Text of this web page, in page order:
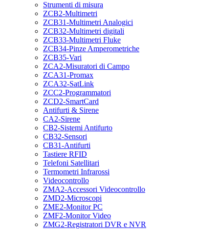
Strumenti di misura
ZCB2-Multimetri
ZCB31-Multimetri Analogici
ZCB32-Multimetri digitali
ZCB33-Multimetri Fluke
ZCB34-Pinze Amperometriche
ZCB35-Vari
ZCA2-Misuratori di Campo
ZCA31-Promax
ZCA32-SatLink
ZCC2-Programmatori
ZCD2-SmartCard
Antifurti & Sirene
CA2-Sirene
CB2-Sistemi Antifurto
CB32-Sensori
CB31-Antifurti
Tastiere RFID
Telefoni Satellitari
Termometri Infrarossi
Videocontrollo
ZMA2-Accessori Videocontrollo
ZMD2-Microscopi
ZME2-Monitor PC
ZMF2-Monitor Video
ZMG2-Registratori DVR e NVR